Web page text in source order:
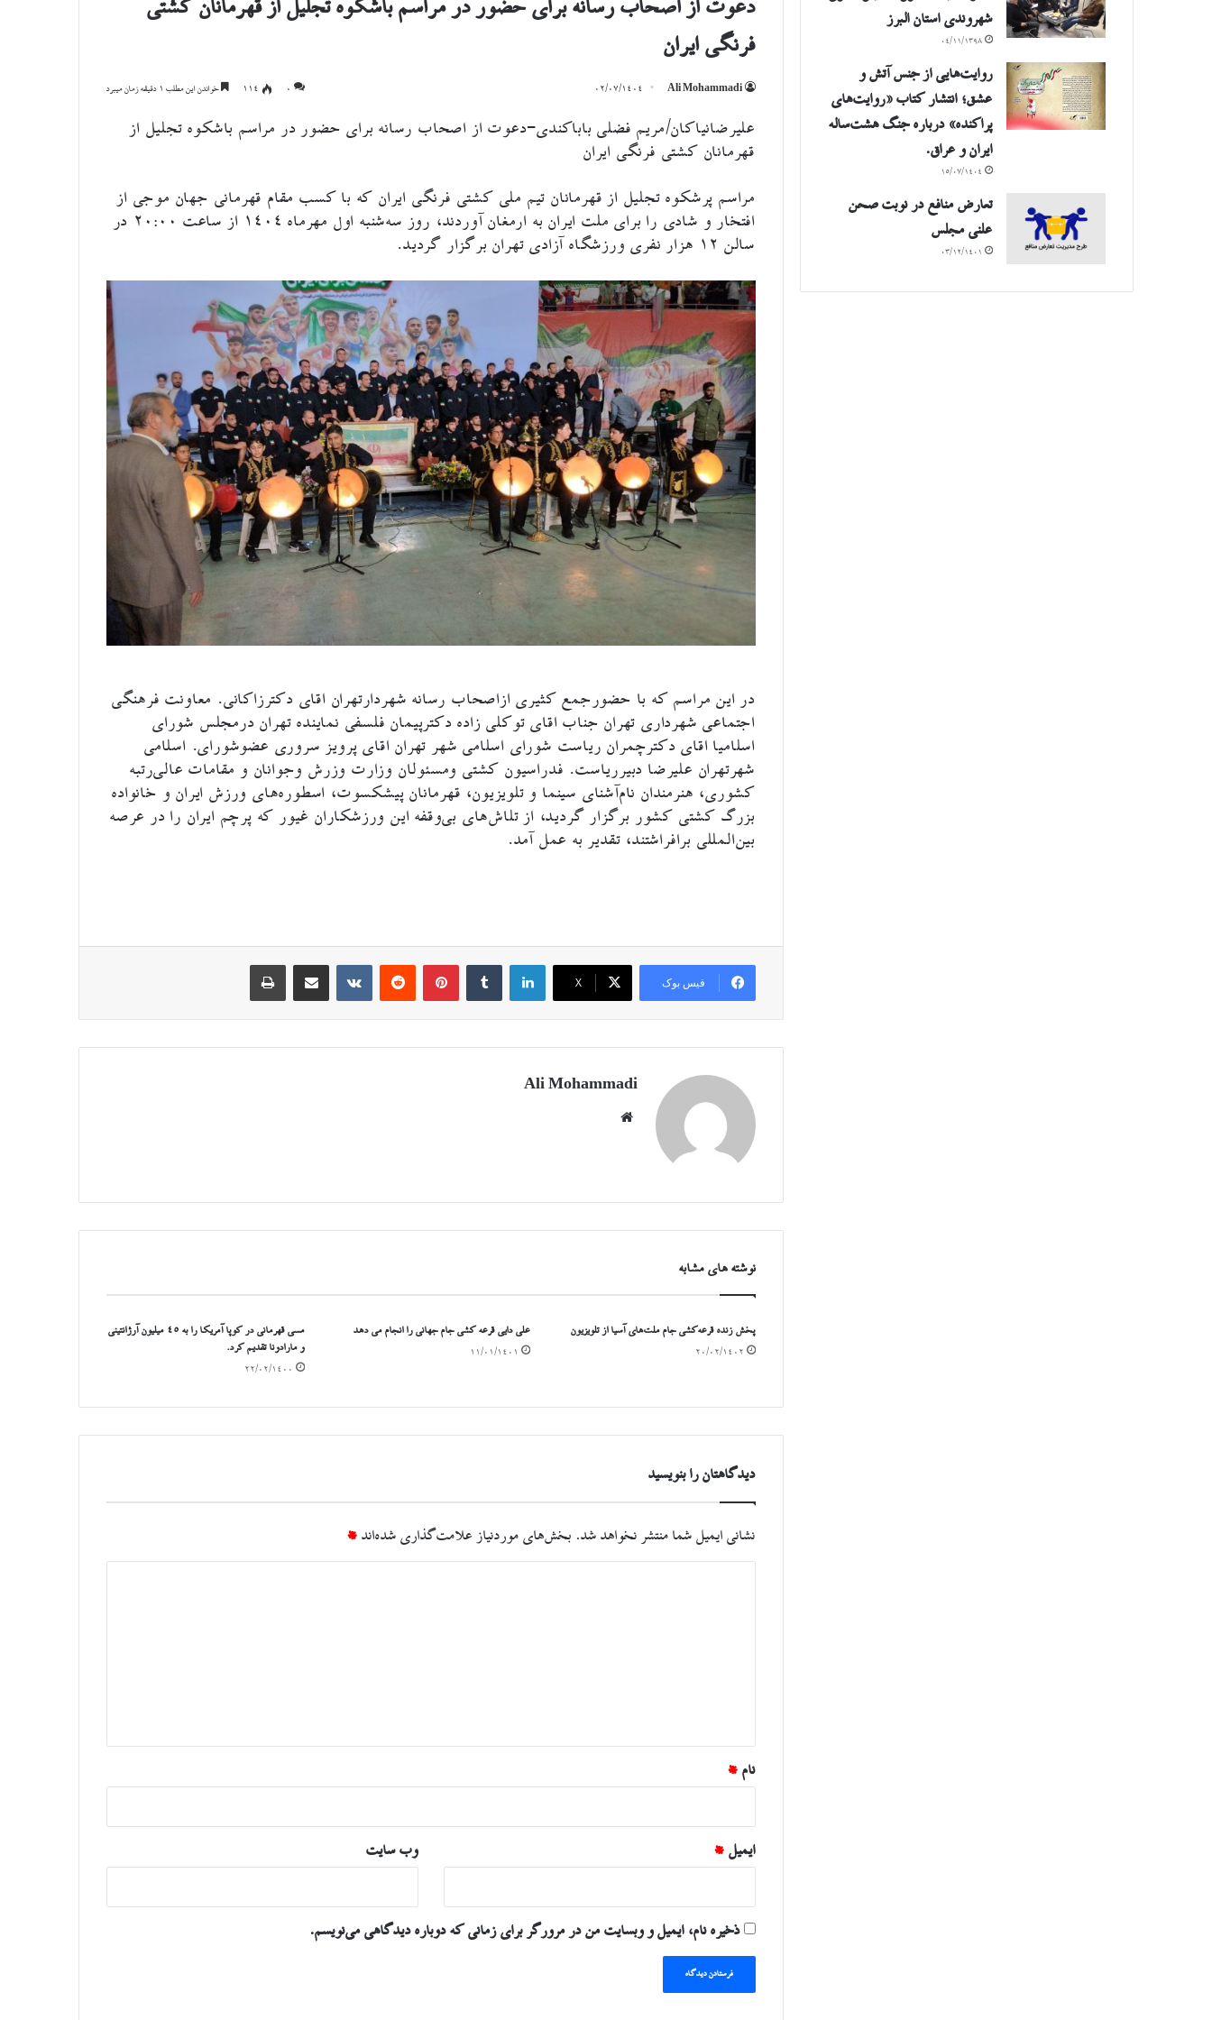
دعوت از اصحاب رسانه برای حضور در مراسم باشکوه تجلیل از قهرمانان کشتی
فرنگی ایران
Ali Mohammadi ۰۲/۰۷/۱۴۰۴ ۰ 114 خواندن این مطلب 1 دقیقه زمان میبرد
علیرضانیاکان/مریم فضلی باباکندی-دعوت از اصحاب رسانه برای حضور در مراسم باشکوه تجلیل از
قهرمانان کشتی فرنگی ایران
مراسم پرشکوه تجلیل از قهرمانان تیم ملی کشتی فرنگی ایران که با کسب مقام قهرمانی جهان موجی از
افتخار و شادی را برای ملت ایران به ارمغان آوردند، روز سه‌شنبه اول مهرماه ۱۴۰۴ از ساعت ۲۰:۰۰ در
سالن ۱۲ هزار نفری ورزشگاه آزادی تهران برگزار گردید.
در این مراسم که با حضورجمع کثیری ازاصحاب رسانه شهردارتهران اقای دکترزاکانی. معاونت فرهنگی
اجتماعی شهرداری تهران جناب اقای توکلی زاده دکترپیمان فلسفی نماینده تهران درمجلس شورای
اسلامیا اقای دکترچمران ریاست شورای اسلامی شهر تهران اقای پرویز سروری عضوشورای. اسلامی
شهرتهران علیرضا دبیرریاست. فدراسیون کشتی ومسئولان وزارت وزرش وجوانان و مقامات عالی‌رتبه
کشوری، هنرمندان نام‌آشنای سینما و تلویزیون، قهرمانان پیشکسوت، اسطوره‌های ورزش ایران و خانواده
بزرگ کشتی کشور برگزار گردید، از تلاش‌های بی‌وقفه این ورزشکاران غیور که پرچم ایران را در عرصه
بین‌المللی برافراشتند، تقدیر به عمل آمد.
فیس بوک X
لینکدین‫تامبلر ‫پین‌ترست‫رددیت ‫VKontakte
اشتراک گذاری از طریق ایمیل چاپ
Ali Mohammadi
نوشته های مشابه
پخش زنده قرعه‌کشی جام ملت‌های آسیا از تلویزیون
۲۰/۰۲/۱۴۰۲
علی دایی قرعه کشی جام جهانی را انجام می دهد
۱۱/۰۱/۱۴۰۱
مسی قهرمانی در کوپا آمریکا را به ۴۵ میلیون آرژانتینی
و مارادونا تقدیم کرد.
۲۲/۰۲/۱۴۰۰
دیدگاهتان را بنویسید
نشانی ایمیل شما منتشر نخواهد شد. بخش‌های موردنیاز علامت‌گذاری شده‌اند *
نام *
ایمیل * وب‌ سایت
ذخیره نام، ایمیل و وبسایت من در مرورگر برای زمانی که دوباره دیدگاهی می‌نویسم.
شهروندی استان البرز
۰۴/۱۱/۱۳۹۸
روایت‌هایی از جنس آتش و
عشق؛ انتشار کتاب «روایت‌های
پراکنده» درباره جنگ هشت‌ساله
ایران و عراق.
۱۵/۰۷/۱۴۰۴
تعارض منافع در نوبت صحن
علنی مجلس
۰۳/۱۲/۱۴۰۱